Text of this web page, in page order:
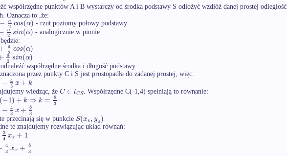
współrzędne punktów A i B wystarczy od środka podstawy S odłożyć wzdłóż danej prostej odległość
Oznacza to ,że:
− a
2 cos(α) - rzut poziomy połowy podstawy
a
2 sin(α) - analogicznie w pionie
+ a
2 cos(α)
a
2 sin(α)
współrzędne środka i długość podstawy:
przez punkty C i S jest prostopadła do zadanej prostej, więc:
− 4
3 x+ k
wiedząc, że C ∈ lCS. Współrzędne C(-1,4) spełniają to równanie:
(−1) +k ⇒ k = 8
3
− 4
3 x+ 8
3
przecinają się w punkcie S(xs,ys)
te znajdujemy rozwiązując układ równań:
3
4 xs + 1
4
3 xs + 8
3